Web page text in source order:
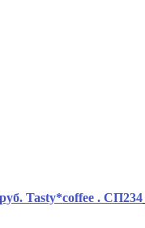
Tasty*coffee . СП234